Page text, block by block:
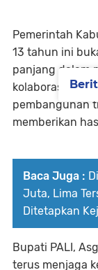
Pemerintah
13 tahun ini
panjang dalam
kolaborasi
pembangunan
memberikan
Baca Juga :
Juta, Lima
Ditetapkan
Bupati PALI,
terus menjaga